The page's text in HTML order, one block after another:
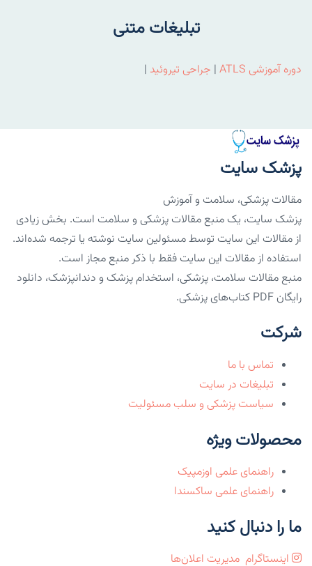
تبلیغات متنی
دوره آموزشی ATLS | جراحی تیروئید |
پزشک سایت
مقالات پزشکی، سلامت و آموزش
پزشک سایت، یک منبع مقالات پزشکی و سلامت است. بخش زیادی
از مقالات این سایت توسط مسئولین سایت نوشته یا ترجمه شده‌اند.
استفاده از مقالات این سایت فقط با ذکر منبع مجاز است.
منبع مقالات سلامت، پزشکی، استخدام پزشک و دندانپزشک، دانلود
رایگان PDF کتاب‌های پزشکی.
شرکت
تماس با ما
تبلیغات در سایت
سیاست پزشکی و سلب مسئولیت
محصولات ویژه
راهنمای علمی اوزمپیک
راهنمای علمی ساکسندا
ما را دنبال کنید
اینستاگرام مدیریت اعلان‌ها